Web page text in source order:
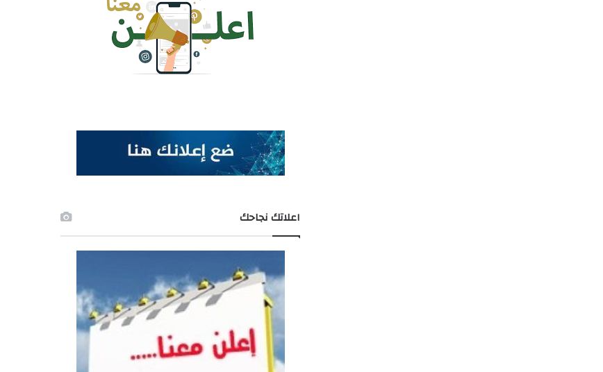
اعلاتك نجاحك